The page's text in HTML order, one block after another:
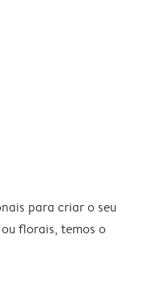
para criar o seu
florais, temos o